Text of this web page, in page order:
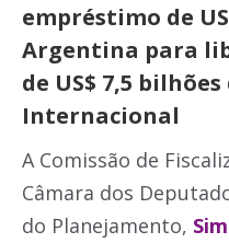
empréstimo de
Argentina para
de US$ 7,5
Internacional
A Comissão de
Câmara dos
do Planejamento,